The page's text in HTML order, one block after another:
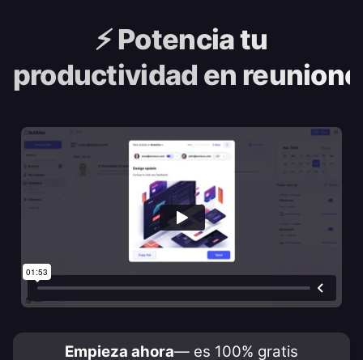
⚡️Potencia tu
productividad en
Empieza ahora— es 100% gratis